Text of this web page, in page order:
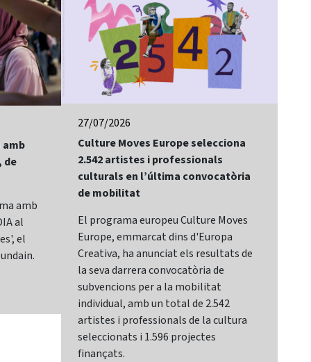
de
amb
al
el
27/07/2026
Culture Moves Europe selecciona
2.542 artistes i professionals
culturals en l’última convocatòria
de mobilitat
El programa europeu Culture Moves
Europe, emmarcat dins d'Europa
Creativa, ha anunciat els resultats de
la seva darrera convocatòria de
subvencions per a la mobilitat
individual, amb un total de 2.542
artistes i professionals de la cultura
seleccionats i 1.596 projectes
finançats.